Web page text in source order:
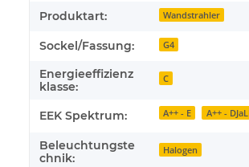
Produktart: Wandstrahler
Sockel/Fassung: G4
Energieeffizienz
klasse:
C
EEK Spektrum: A++ - E A++ -
Beleuchtungste
chnik:
Halogen